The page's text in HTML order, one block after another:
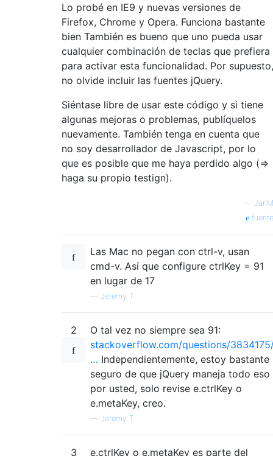
});
});
</script >
</ head>
"capture-paste"
<div id ="paste-output"></ div >
<div>
<textarea id="area" style="display:
</div>
Lo probé en IE9 y nuevas versiones de
Firefox, Chrome y Opera. Funciona bastante
bien También es bueno que uno pueda usar
cualquier combinación de teclas que prefiera
para activar esta funcionalidad. Por supuesto,
no olvide incluir las fuentes jQuery.
Siéntase libre de usar este código y si tiene
algunas mejoras o problemas, publíquelos
nuevamente. También tenga en cuenta que
no soy desarrollador de Javascript, por lo
que es posible que me haya perdido algo (=>
haga su propio testign).
— JanM
fuente
Las Mac no pegan con ctrl-v, usan
cmd-v. Así que configure ctrlKey = 91
en lugar de 17
— Jeremy T
2
O tal vez no siempre sea 91:
stackoverflow.com/questions/
… Independientemente, estoy bastante
seguro de que jQuery maneja todo eso
por usted, solo revise e.ctrlKey o
e.metaKey, creo.
— Jeremy T
3 e.ctrlKey o e.metaKey es parte del